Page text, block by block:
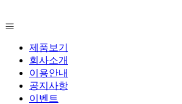
제품보기
회사소개
이용안내
공지사항
이벤트